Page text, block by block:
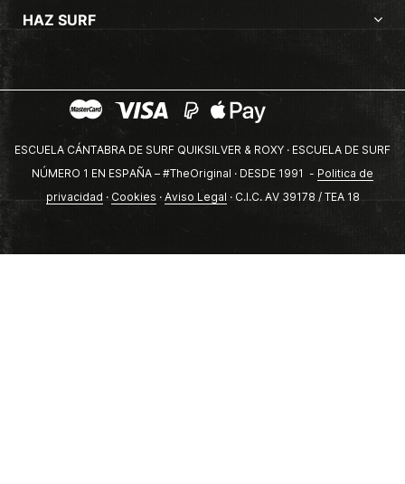
HAZ SURF
ESCUELA CÁNTABRA DE SURF QUIKSILVER & ROXY · ESCUELA DE SURF
NÚMERO 1 EN ESPAÑA – #TheOriginal · DESDE 1991 - Politica de
privacidad · Cookies · Aviso Legal · C.I.C. AV 39178 / TEA 18